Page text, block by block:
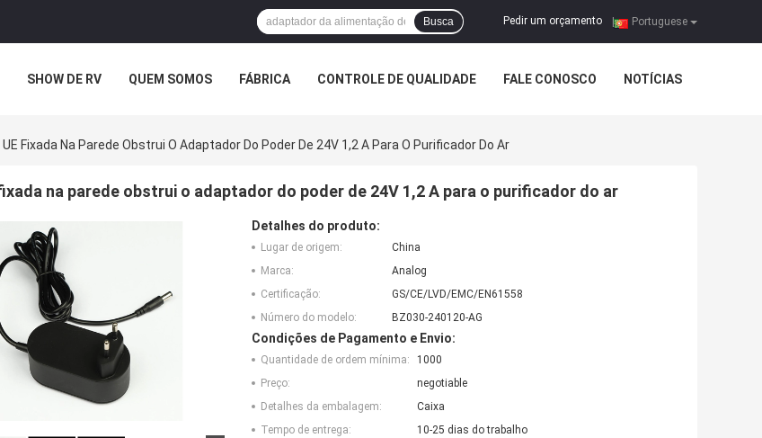
Portuguese
Pedir um orçamento |
Busca
SHOW DE RV QUEM SOMOS FÁBRICA CONTROLE DE QUALIDADE FALE CONOSCO NOTÍCIAS
UE Fixada Na Parede Obstrui O Adaptador Do Poder De 24V 1,2 A Para O Purificador Do Ar
na parede obstrui o adaptador do poder de 24V 1,2 A para o purificador do ar
Detalhes do produto:
Lugar de origem:
China
Marca:
Analog
Certificação:
GS/CE/LVD/EMC/EN61558
Número do modelo:
BZ030-240120-AG
Condições de Pagamento e Envio:
Quantidade de ordem mínima:
1000
Preço:
negotiable
Detalhes da embalagem:
Caixa
Tempo de entrega:
10-25 dias do trabalho